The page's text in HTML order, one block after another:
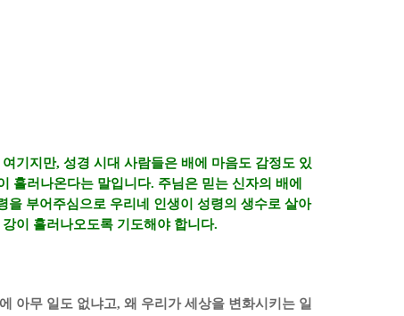
기지만, 성경 시대 사람들은 배에 마음도 감정도 있
흘러나온다는 말입니다. 주님은 믿는 신자의 배에
부어주심으로 우리네 인생이 성령의 생수로 살아
이 흘러나오도록 기도해야 합니다.
아무 일도 없냐고, 왜 우리가 세상을 변화시키는 일